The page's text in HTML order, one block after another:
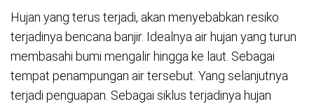
Hujan yang terus terjadi, akan menyebabkan resiko
terjadinya bencana banjir. Idealnya air hujan yang turun
membasahi bumi mengalir hingga ke laut. Sebagai
tempat penampungan air tersebut. Yang selanjutnya
terjadi penguapan. Sebagai siklus terjadinya hujan